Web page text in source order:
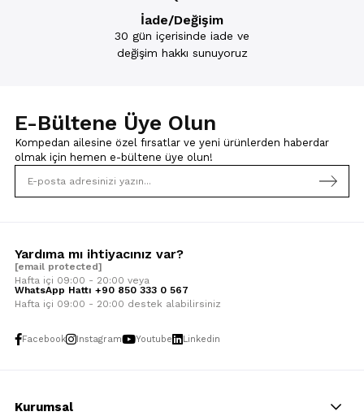
İade/Değişim
30 gün içerisinde iade ve
değişim hakkı sunuyoruz
E-Bültene Üye Olun
Kompedan ailesine özel fırsatlar ve yeni ürünlerden haberdar
olmak için hemen e-bültene üye olun!
Yardıma mı ihtiyacınız var?
[email protected]
Hafta içi 09:00 - 20:00 veya
WhatsApp Hattı +90 850 333 0 567
Hafta içi 09:00 - 20:00 destek alabilirsiniz
Facebook Instagram Youtube Linkedin
Kurumsal